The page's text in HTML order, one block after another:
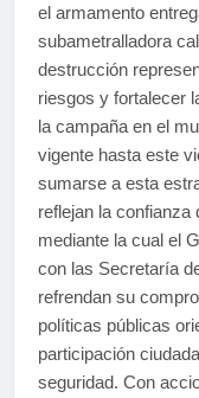
el armamento
subametralladora
destrucción
riesgos y fortalecer
la campaña en el
vigente hasta este
sumarse a esta
reflejan la confianza
mediante la cual el
con las Secretaría
refrendan su
políticas públicas
participación
seguridad. Con